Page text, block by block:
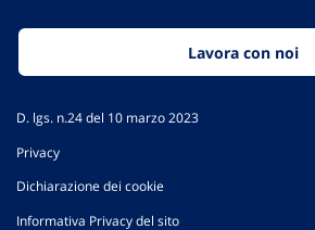
Lavora con noi
D. lgs. n.24 del 10 marzo 2023
Privacy
Dichiarazione dei cookie
Informativa Privacy del sito